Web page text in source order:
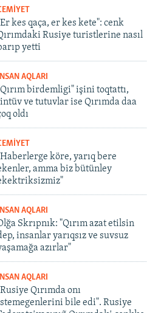
kes qaça, er kes kete": cenk
Rusiye turistlerine nasıl
yetti
AQLARI
birdemligi" işini toqtattı,
ve tutuvlar ise Qırımda daa
oldı
köre, yarıq bere
amma biz bütünley
AQLARI
Skrıpnık: "Qırım azat etilsin
insanlar yarıqsız ve suvsuz
azırlar"
AQLARI
Qırımda onı
bile edi". Rusiye